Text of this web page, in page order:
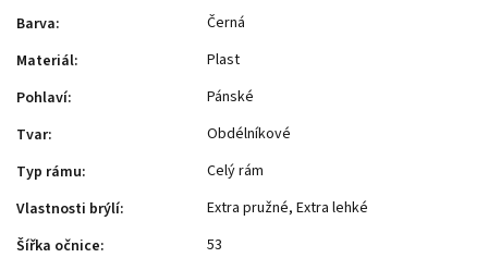
Barva:
Černá
Materiál:
Plast
Pohlaví:
Pánské
Tvar:
Obdélníkové
Typ rámu:
Celý rám
Vlastnosti brýlí:
Extra pružné, Extra lehké
Šířka očnice:
53